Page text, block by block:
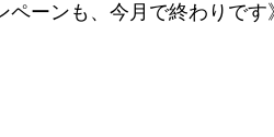
ペーンも、今月で終わりで